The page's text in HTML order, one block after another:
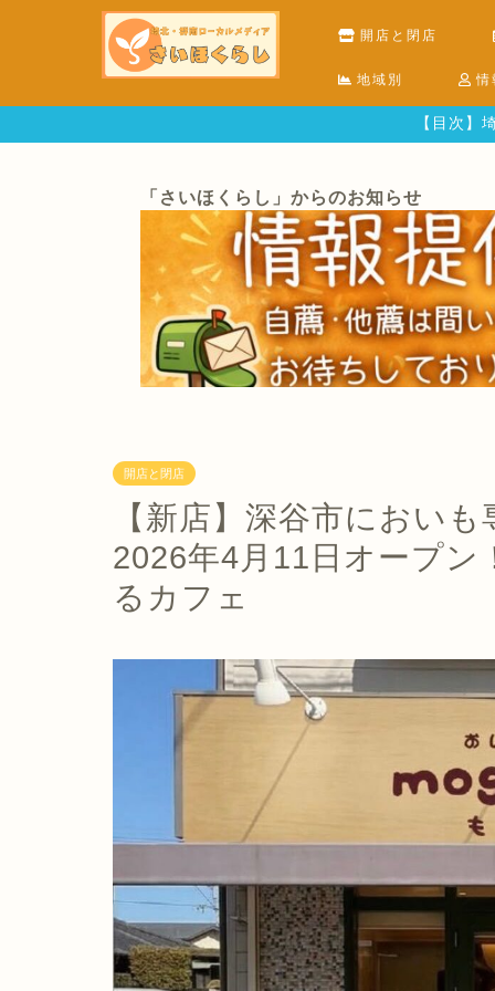
開店と閉店
地域別 情
【目次】
「さいほくらし」からのお知らせ
開店と閉店
【新店】深谷市におい
2026年4月11日オープ
るカフェ